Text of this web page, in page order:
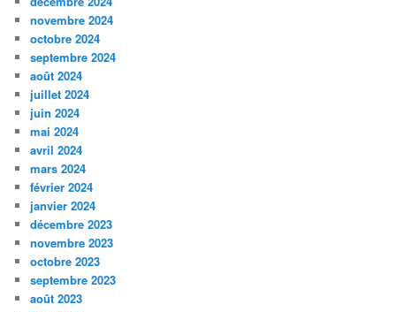
novembre 2024
octobre 2024
septembre 2024
août 2024
juillet 2024
juin 2024
mai 2024
avril 2024
mars 2024
février 2024
janvier 2024
décembre 2023
novembre 2023
octobre 2023
septembre 2023
août 2023